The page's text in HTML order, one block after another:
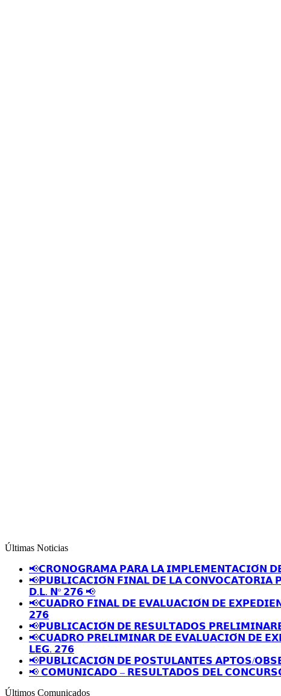
Últimas Noticias
📢𝗖𝗥𝗢𝗡𝗢𝗚𝗥𝗔𝗠𝗔 𝗣𝗔𝗥𝗔 𝗟𝗔 𝗜𝗠𝗣𝗟𝗘𝗠𝗘𝗡𝗧𝗔𝗖𝗜𝗢́𝗡
📢𝗣𝗨𝗕𝗟𝗜𝗖𝗔𝗖𝗜𝗢́𝗡 𝗙𝗜𝗡𝗔𝗟 𝗗𝗘 𝗟𝗔
𝗗.𝗟. 𝗡º 𝟮𝟳𝟲 📢
📢𝗖𝗨𝗔𝗗𝗥𝗢 𝗙𝗜𝗡𝗔𝗟 𝗗𝗘 𝗘𝗩𝗔𝗟𝗨𝗔𝗖𝗜𝗢́𝗡 𝗗𝗘
𝟮𝟳𝟲
📢𝗣𝗨𝗕𝗟𝗜𝗖𝗔𝗖𝗜𝗢́𝗡 𝗗𝗘 𝗥𝗘𝗦𝗨𝗟𝗧𝗔𝗗𝗢𝗦
📢𝗖𝗨𝗔𝗗𝗥𝗢 𝗣𝗥𝗘𝗟𝗜𝗠𝗜𝗡𝗔𝗥 𝗗𝗘 𝗘𝗩𝗔𝗟𝗨𝗔𝗖𝗜𝗢́𝗡 𝗗𝗘
𝗟𝗘𝗚. 𝟮𝟳𝟲
📢𝗣𝗨𝗕𝗟𝗜𝗖𝗔𝗖𝗜𝗢́𝗡 𝗗𝗘 𝗣𝗢𝗦𝗧𝗨𝗟𝗔𝗡𝗧𝗘𝗦 𝗔𝗣𝗧𝗢𝗦/
📢 𝗖𝗢𝗠𝗨𝗡𝗜𝗖𝗔𝗗𝗢 – 𝗥𝗘𝗦𝗨𝗟𝗧𝗔𝗗𝗢𝗦 𝗗𝗘𝗟
Últimos Comunicados